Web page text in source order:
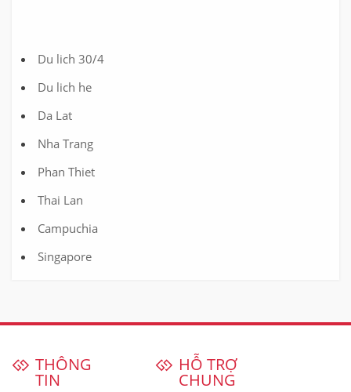
Du lich 30/4
Du lich he
Da Lat
Nha Trang
Phan Thiet
Thai Lan
Campuchia
Singapore
THÔNG
TIN
HỖ TRỢ
CHUNG